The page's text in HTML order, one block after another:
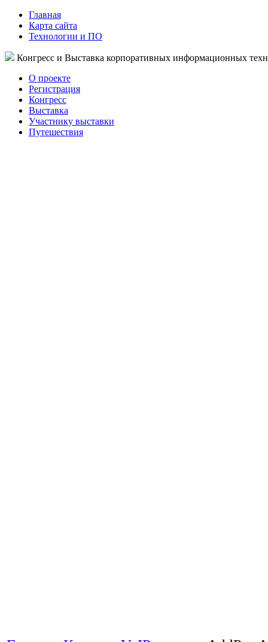
Главная
Карта сайта
Технологии и ПО
Конгресс и Выставка корпоративных информационных
О проекте
Регистрация
Конгресс
Выставка
Участнику выставки
Путешествия